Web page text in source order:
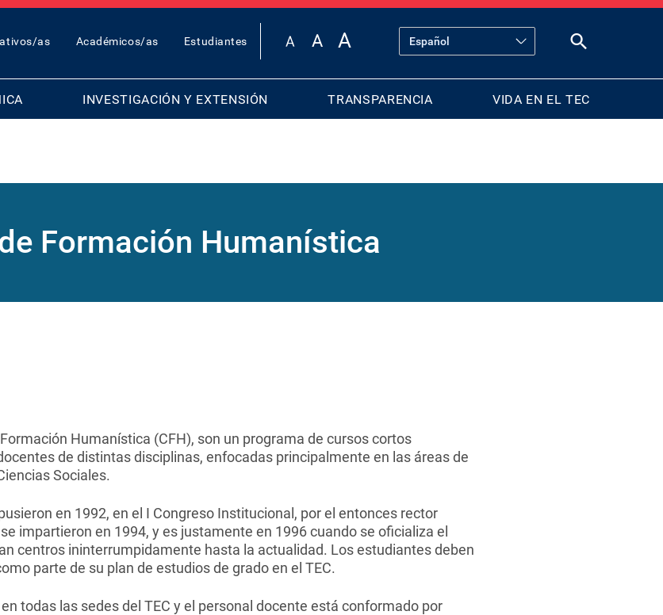
as Académicos/as Estudiantes
INVESTIGACIÓN Y EXTENSIÓN TRANSPARENCIA VIDA EN EL TEC
Formación Humanística
Humanística (CFH), son un programa de cursos cortos
de distintas disciplinas, enfocadas principalmente en las áreas de
Sociales.
en 1992, en el I Congreso Institucional, por el entonces rector
impartieron en 1994, y es justamente en 1996 cuando se oficializa el
centros ininterrumpidamente hasta la actualidad. Los estudiantes deben
parte de su plan de estudios de grado en el TEC.
todas las sedes del TEC y el personal docente está conformado por